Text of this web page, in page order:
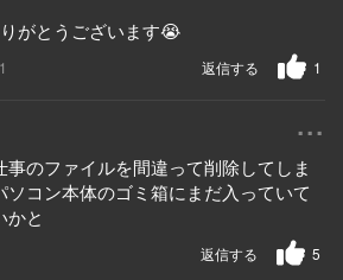
がとうございます😭
1
返信する
...
のファイルを間違って削除してしま
ソコン本体のゴミ箱にまだ入っていて
かと
5
返信する